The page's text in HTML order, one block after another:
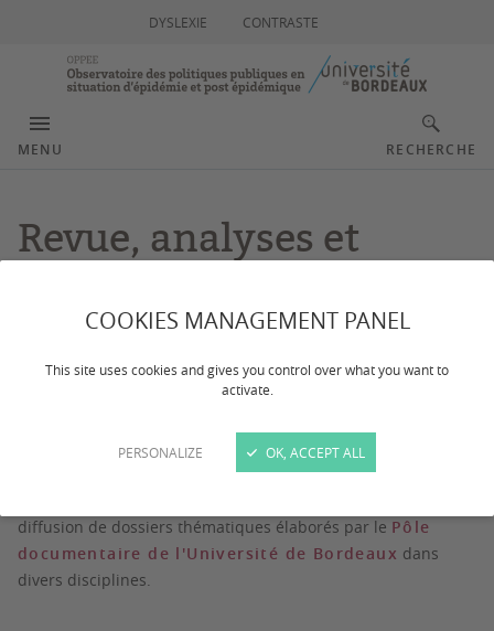
COOKIES MANAGEMENT PANEL
This site uses cookies and gives you control over what you want to
activate.
PERSONALIZE OK, ACCEPT ALL
DYSLEXIE CONTRASTE
MENU RECHERCHE
Revue, analyses et
Dossiers thématiques
diffusion de dossiers thématiques élaborés par le Pôle
documentaire de l'Université de Bordeaux dans
divers disciplines.​​